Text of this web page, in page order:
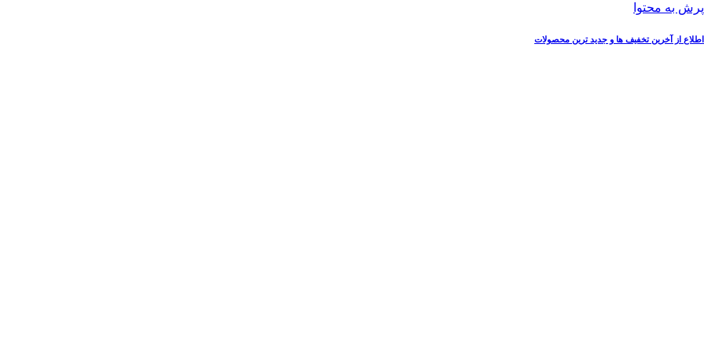
پرش به محتوا
اطلاع از آخرین تخفیف ها و جدید ترین محصولات